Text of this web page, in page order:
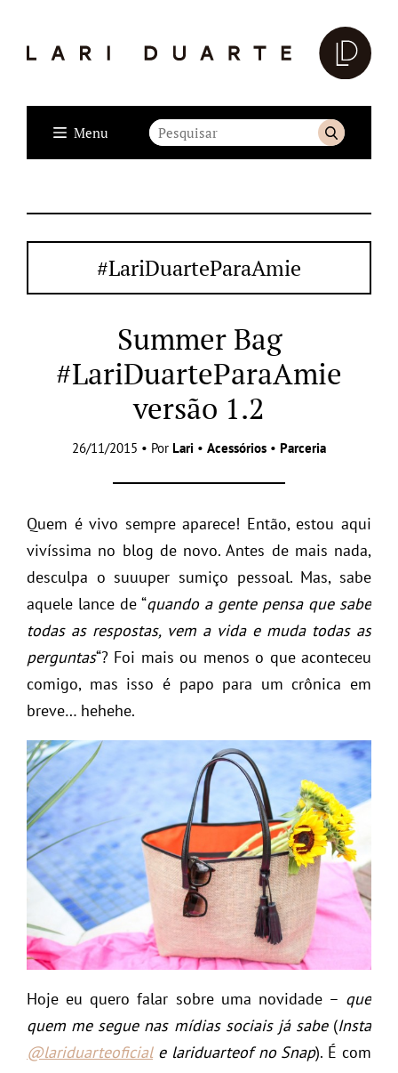
Menu
#LariDuarteParaAmie
Summer Bag
#LariDuarteParaAmie
versão 1.2
26/11/2015 • Por Lari • Acessórios • Parceria
Quem é vivo sempre aparece! Então, estou aqui
vivíssima no blog de novo. Antes de mais nada,
desculpa o suuuper sumiço pessoal. Mas, sabe
aquele lance de “quando a gente pensa que sabe
todas as respostas, vem a vida e muda todas as
perguntas“? Foi mais ou menos o que aconteceu
comigo, mas isso é papo para um crônica em
breve… hehehe.
Hoje eu quero falar sobre uma novidade – que
quem me segue nas mídias sociais já sabe(Insta
@lariduarteoficiale lariduarteof no Snap). É com